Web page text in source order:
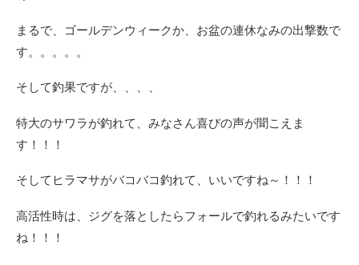
まるで、ゴールデンウィークか、お盆の連休なみの出撃数で
す。。。。。
そして釣果ですが、、、、
特大のサワラが釣れて、みなさん喜びの声が聞こえま
す！！！
そしてヒラマサがバコバコ釣れて、いいですね～！！！
高活性時は、ジグを落としたらフォールで釣れるみたいです
ね！！！